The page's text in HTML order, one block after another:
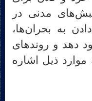
مدنی در
به بحران‌ها،
دهد و روندهای
ذیل اشاره